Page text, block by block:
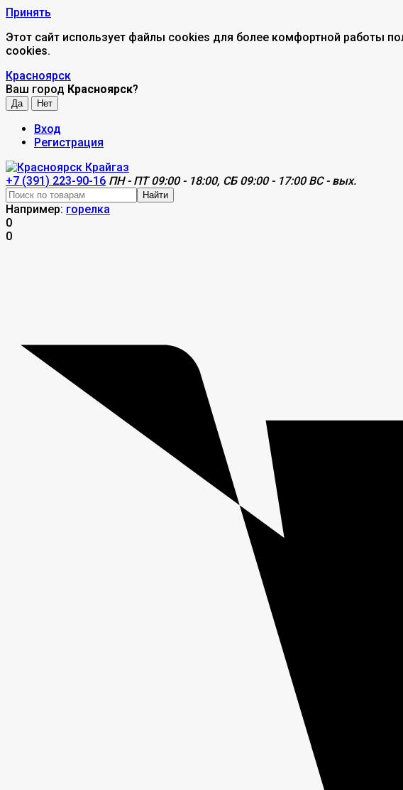
Принять
Этот сайт использует файлы cookies для более комфортной работы
cookies.
Красноярск
Ваш город Красноярск?
Вход
Регистрация
+7 (391) 223-90-16 ПН - ПТ 09:00 - 18:00, СБ 09:00 - 17:00 ВС - вых.
Найти
Например: горелка
0
0